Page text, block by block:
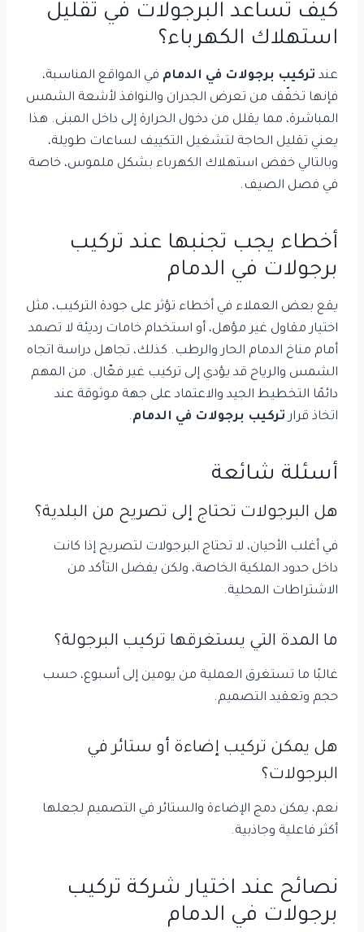
كيف تساعد البرجولات في تقليل
استهلاك الكهرباء؟
عند تركيب برجولات في الدمام في المواقع المناسبة،
فإنها تخفّف من تعرض الجدران والنوافذ لأشعة الشمس
المباشرة، مما يقلل من دخول الحرارة إلى داخل المبنى. هذا
يعني تقليل الحاجة لتشغيل التكييف لساعات طويلة،
وبالتالي خفض استهلاك الكهرباء بشكل ملموس، خاصة
في فصل الصيف.
أخطاء يجب تجنبها عند تركيب
برجولات في الدمام
يقع بعض العملاء في أخطاء تؤثر على جودة التركيب، مثل
اختيار مقاول غير مؤهل، أو استخدام خامات رديئة لا تصمد
أمام مناخ الدمام الحار والرطب. كذلك، تجاهل دراسة اتجاه
الشمس والرياح قد يؤدي إلى تركيب غير فعّال. من المهم
دائمًا التخطيط الجيد والاعتماد على جهة موثوقة عند
اتخاذ قرارتركيب برجولات في الدمام.
أسئلة شائعة
هل البرجولات تحتاج إلى تصريح من البلدية؟
في أغلب الأحيان، لا تحتاج البرجولات لتصريح إذا كانت
داخل حدود الملكية الخاصة، ولكن يفضل التأكد من
الاشتراطات المحلية.
ما المدة التي يستغرقها تركيب البرجولة؟
غالبًا ما تستغرق العملية من يومين إلى أسبوع، حسب
حجم وتعقيد التصميم.
هل يمكن تركيب إضاءة أو ستائر في
البرجولات؟
نعم، يمكن دمج الإضاءة والستائر في التصميم لجعلها
أكثر فاعلية وجاذبية.
نصائح عند اختيار شركة تركيب
برجولات في الدمام